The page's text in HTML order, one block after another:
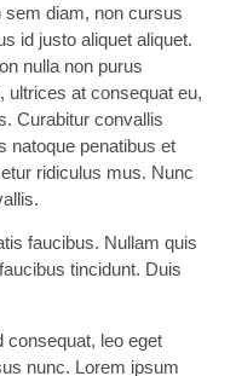
diam, non cursus
id justo aliquet aliquet.
nulla non purus
ultrices at consequat eu,
Curabitur convallis
natoque penatibus et
ridiculus mus. Nunc
faucibus. Nullam quis
tincidunt. Duis
consequat, leo eget
nunc. Lorem ipsum